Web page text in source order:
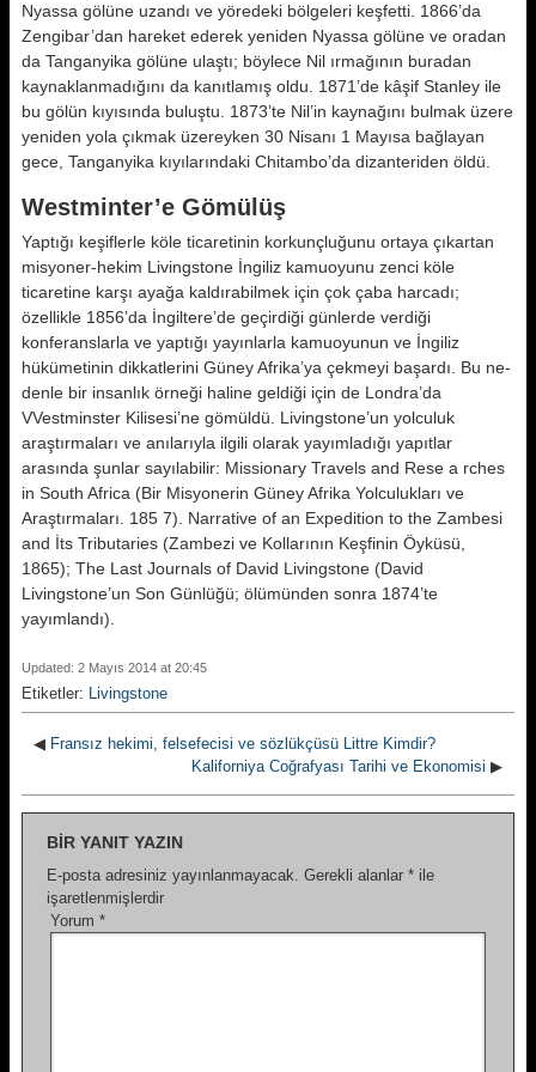
Nyassa gölüne uzandı ve yöredeki bölgeleri keşfetti. 1866’da
Zengibar’dan hareket ederek yeniden Nyassa gölüne ve oradan
da Tanganyika gölüne ulaştı; böylece Nil ırmağının buradan
kaynaklanmadığını da kanıtlamış oldu. 1871’de kâşif Stanley ile
bu gölün kıyısında buluş­tu. 1873’te Nil’in kaynağını bulmak üzere
yeniden yola çıkmak üzereyken 30 Nisanı 1 Mayısa bağlayan
gece, Tanganyika kıyılarındaki Chitambo’da dizanteriden öldü.
Westminter’e Gömülüş
Yaptığı keşiflerle köle ticaretinin kor­kunçluğunu ortaya çıkartan
misyoner-hekim Livingstone İngiliz kamuoyunu zenci köle
ticaretine karşı ayağa kal­dırabilmek için çok çaba harcadı;
özellikle 1856’da İngiltere’de geçirdiği günlerde verdiği
konferanslarla ve yaptığı yayınlarla kamuoyunun ve İngiliz
hükümetinin dikkatlerini Gü­ney Afrika’ya çekmeyi başardı. Bu ne­
denle bir insanlık örneği haline geldi­ği için de Londra’da
VVestminster Kilisesi’ne gömüldü. Livingstone’un yolculuk
araştırmala­rı ve anılarıyla ilgili olarak yayımla­dığı yapıtlar
arasında şunlar sayıla­bilir: Missionary Travels and Re­se a rches
in South Africa (Bir Misyo­nerin Güney Afrika Yolculukları ve
Araştırmaları. 185 7). Narrative of an Expedition to the Zambesi
and İts Tributaries (Zambezi ve Kollarının Keş­finin Öyküsü,
1865); The Last Journals of David Livingstone (David
Livingstone’un Son Günlüğü; ölümünden sonra 1874’te
yayımlandı).
Updated: 2 Mayıs 2014 at 20:45
Etiketler: Livingstone
◀ Fransız hekimi, felsefecisi ve sözlükçüsü Littre Kimdir?
Kaliforniya Coğrafyası Tarihi ve Ekonomisi ▶
BIR YANIT YAZIN
E-posta adresiniz yayınlanmayacak. Gerekli alanlar * ile
işaretlenmişlerdir
Yorum *